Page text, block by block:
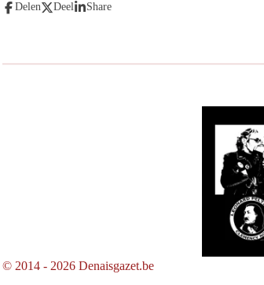
Delen Deel Share
© 2014 - 2026 Denaisgazet.be